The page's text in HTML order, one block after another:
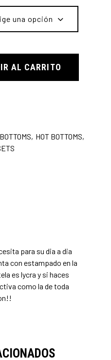
una opción
AL CARRITO
BOTTOMS, HOT BOTTOMS,
para su dia a dia
con estampado en la
es lycra y si haces
como la de toda